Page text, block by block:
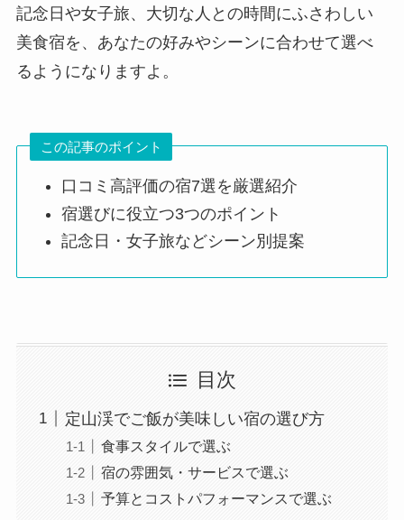
記念日や女子旅、大切な人との時間にふさわしい
美食宿を、あなたの好みやシーンに合わせて選べ
るようになりますよ。
この記事のポイント
口コミ高評価の宿7選を厳選紹介
宿選びに役立つ3つのポイント
記念日・女子旅などシーン別提案
目次
定山渓でご飯が美味しい宿の選び方
食事スタイルで選ぶ
宿の雰囲気・サービスで選ぶ
予算とコストパフォーマンスで選ぶ